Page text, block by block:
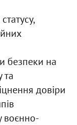
безпеки на
та
довіри
воєнно-